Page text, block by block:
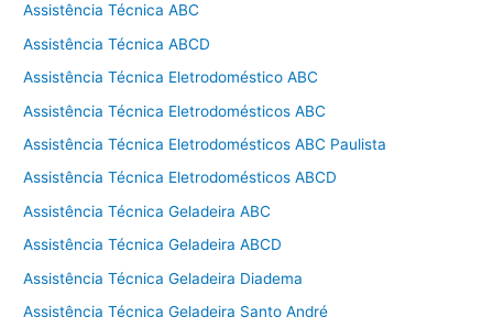
Assistência Técnica ABC
Assistência Técnica ABCD
Assistência Técnica Eletrodoméstico ABC
Assistência Técnica Eletrodomésticos ABC
Assistência Técnica Eletrodomésticos ABC Paulista
Assistência Técnica Eletrodomésticos ABCD
Assistência Técnica Geladeira ABC
Assistência Técnica Geladeira ABCD
Assistência Técnica Geladeira Diadema
Assistência Técnica Geladeira Santo André